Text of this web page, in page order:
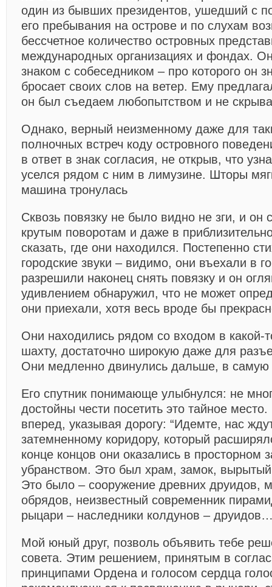
один из бывших президентов, ушедший с
его пребывания на острове и по слухам
бессчетное количество островных
международных организациях и фондах.
знаком с собеседником – про которого он
бросает своих слов на ветер. Ему
он был съедаем любопытством и не
Однако, верный неизменному даже для
полночных встреч коду островного
в ответ в знак согласия, не открыв, что
уселся рядом с ним в лимузине. Шторы
машина тронулась
Сквозь повязку не было видно не зги, и он
крутым поворотам и даже в
сказать, где они находился. Постепенно
городские звуки – видимо, они въехали в
разрешили наконец снять повязку и он
удивлением обнаружил, что не может
они приехали, хотя весь вроде бы
Они находились рядом со входом в какой-
шахту, достаточно широкую даже для
Они медленно двинулись дальше, в
Его спутник понимающе улыбнулся: не
достойны чести посетить это тайное
вперед, указывая дорогу: “Идемте, нас
затемненному коридору, который
конце концов они оказались в просторном
убранством. Это был храм, замок,
Это было – сооружение древних друидов,
обрядов, неизвестный современник
рыцари – наследники колдунов –
Мой юный друг, позволь объявить тебе
совета. Этим решением, принятым в
принципами Ордена и голосом сердца